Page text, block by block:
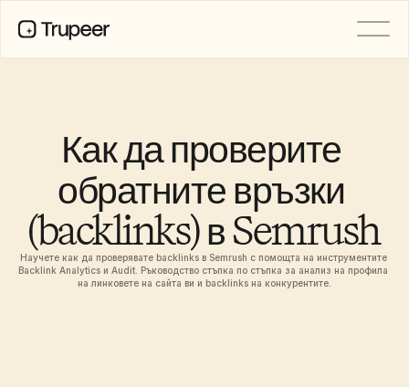
Как да проверите
обратните връзки
(backlinks) в Semrush
Научете как да проверявате backlinks в Semrush с помощта на инструментите
Backlink Analytics и Audit. Ръководство стъпка по стъпка за анализ на профила
на линковете на сайта ви и backlinks на конкурентите.
База знания
Бранд комплекти
Споделени страници
AI запис на екрана